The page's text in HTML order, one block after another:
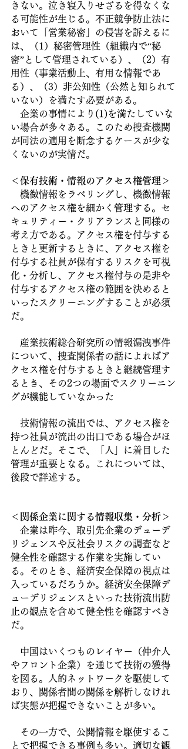
きない。泣き寝入りせざるを得なくな
る可能性が生じる。不正競争防止法に
おいて「営業秘密」の侵害を訴えるに
は、（1）秘密管理性（組織内で“秘
密”として管理されている）、（2）有
用性（事業活動上、有用な情報であ
る）、（3）非公知性（公然と知られて
いない）を満たす必要がある。
企業の事情により(1)を満たしていな
い場合が多々ある。このため捜査機関
が同法の適用を断念するケースが少な
くないのが実情だ。
＜保有技術・情報のアクセス権管理＞
機微情報をラベリングし、機微情報
へのアクセス権を細かく管理する。セ
キュリティー・クリアランスと同様の
考え方である。アクセス権を付与する
ときと更新するときに、アクセス権を
付与する社員が保有するリスクを可視
化・分析し、アクセス権付与の是非や
付与するアクセス権の範囲を決めると
いったスクリーニングすることが必須
だ。
産業技術総合研究所の情報漏洩事件
について、捜査関係者の話によればア
クセス権を付与するときと継続管理す
るとき、その2つの場面でスクリーニン
グが機能していなかった
技術情報の流出では、アクセス権を
持つ社員が流出の出口である場合がほ
とんどだ。そこで、「人」に着目した
管理が重要となる。これについては、
後段で詳述する。
＜関係企業に関する情報収集・分析＞
企業は昨今、取引先企業のデューデ
リジェンスや反社会リスクの調査など
健全性を確認する作業を実施してい
る。そのとき、経済安全保障の視点は
入っているだろうか。経済安全保障デ
ューデリジェンスといった技術流出防
止の観点を含めて健全性を確認すべき
だ。
中国はいくつものレイヤー（仲介人
やフロント企業）を通じて技術の獲得
を図る。人的ネットワークを駆使して
おり、関係者間の関係を解析しなけれ
ば実態が把握できないことが多い。
その一方で、公開情報を駆使するこ
とで把握できる事例も多い。適切な観